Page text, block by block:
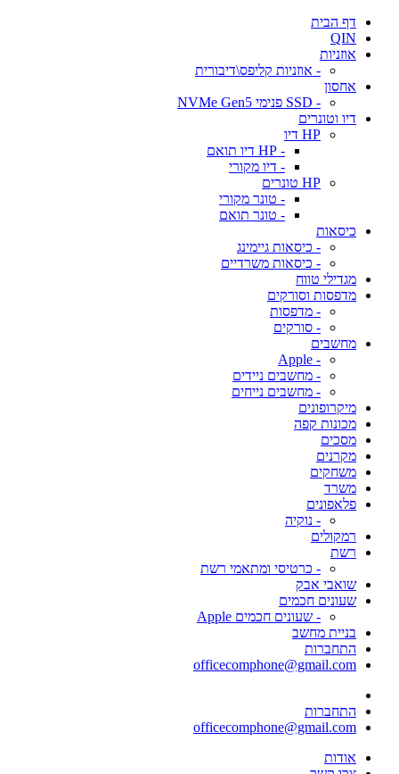
דף הבית
QIN
אוזניות
- אוזניות קליפס\דיבורית
אחסון
- SSD פנימי NVMe Gen5
דיו וטונרים
HP דיו
- HP דיו תואם
- דיו מקורי
HP טונרים
- טונר מקורי
- טונר תואם
כיסאות
- כיסאות גיימינג
- כיסאות משרדיים
מגדילי טווח
מדפסות וסורקים
- מדפסות
- סורקים
מחשבים
- Apple
- מחשבים ניידים
- מחשבים נייחים
מיקרופונים
מכונות קפה
מסכים
מקרנים
משחקים
משרד
פלאפונים
- נוקיה
רמקולים
רשת
- כרטיסי ומתאמי רשת
שואבי אבק
שעונים חכמים
- שעונים חכמים Apple
בניית מחשב
התחברות
officecomphone@gmail.com
התחברות
officecomphone@gmail.com
אודות